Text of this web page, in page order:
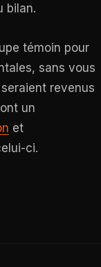
bilan.
témoin pour
sans vous
revenus
un
et
ci.